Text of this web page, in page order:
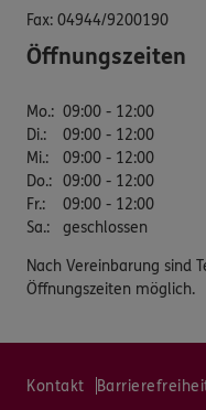
Fax: 04944/9200190
Öffnungszeiten
Mo.: 09:00 - 12:00
Di.:
09:00 - 12:00
Mi.:
09:00 - 12:00
Do.: 09:00 - 12:00
Fr.:
09:00 - 12:00
Sa.: geschlossen
Nach Vereinbarung sind
Öffnungszeiten möglich.
Kontakt